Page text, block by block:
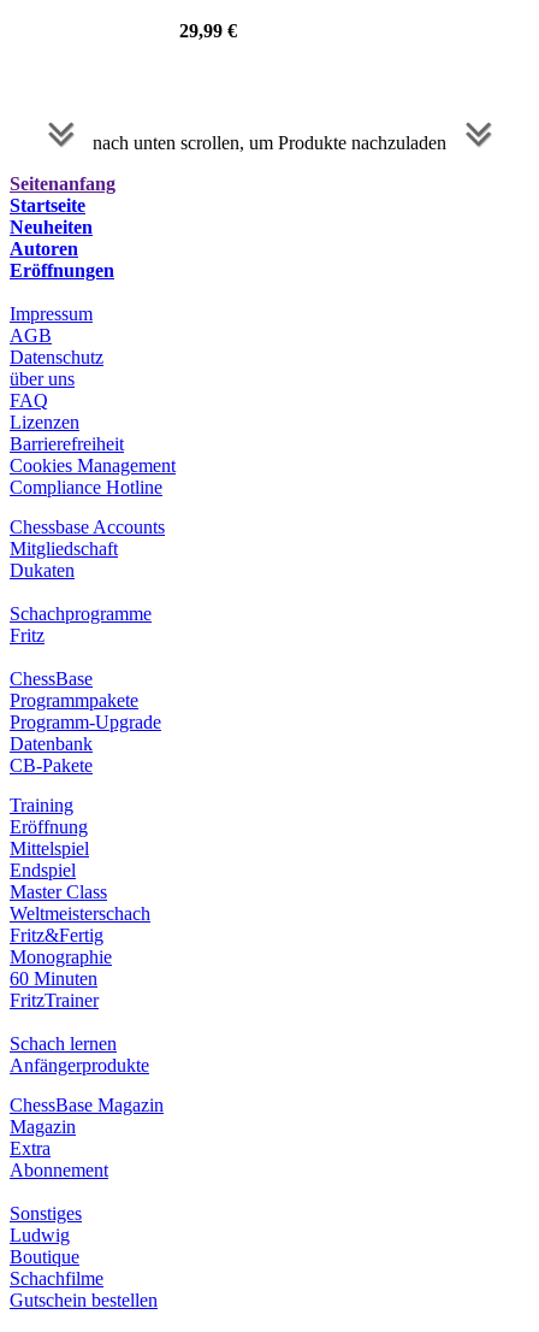
29,99 €
nach unten scrollen, um Produkte nachzuladen
Seitenanfang
Startseite
Neuheiten
Autoren
Eröffnungen
Impressum
AGB
Datenschutz
über uns
FAQ
Lizenzen
Barrierefreiheit
Cookies Management
Compliance Hotline
Chessbase Accounts
Mitgliedschaft
Dukaten
Schachprogramme
Fritz
ChessBase
Programmpakete
Programm-Upgrade
Datenbank
CB-Pakete
Training
Eröffnung
Mittelspiel
Endspiel
Master Class
Weltmeisterschach
Fritz&Fertig
Monographie
60 Minuten
FritzTrainer
Schach lernen
Anfängerprodukte
ChessBase Magazin
Magazin
Extra
Abonnement
Sonstiges
Ludwig
Boutique
Schachfilme
Gutschein bestellen